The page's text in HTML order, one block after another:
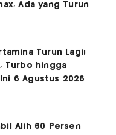
Ada yang Turun
Turun Lagi!
Turbo hingga
6 Agustus 2026
Alih 60 Persen